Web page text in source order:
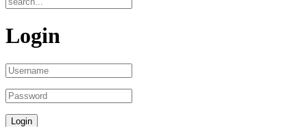
Login